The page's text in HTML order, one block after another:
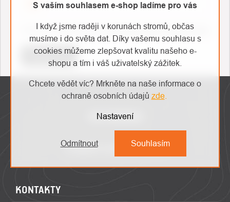
S vaším souhlasem e-shop ladíme pro vás
I když jsme raději v korunách stromů, občas
musíme i do světa dat. Díky vašemu souhlasu s
cookies můžeme zlepšovat kvalitu našeho e-
shopu a tím i váš uživatelský zážitek.
Chcete vědět víc? Mrkněte na naše informace o
ochraně osobních údajů zde.
Nastavení
Odmítnout Souhlasím
O
nás
Vložením e-mailu souhlasíte s podmínkami ochrany osobních údajů
Přihlásit se
ZÁPATÍ
INSTAGRAM
KONTAKTY